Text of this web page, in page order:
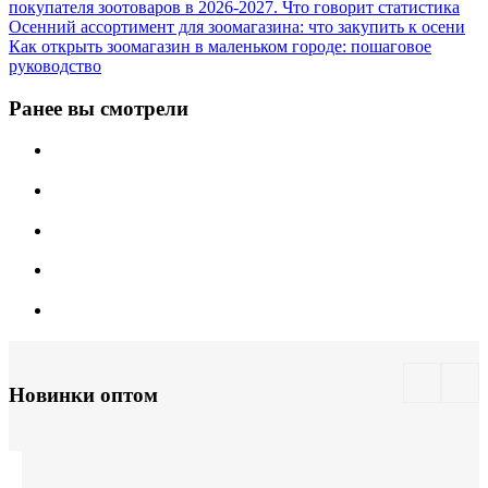
покупателя зоотоваров в 2026-2027. Что говорит статистика
Осенний ассортимент для зоомагазина: что закупить к осени
Как открыть зоомагазин в маленьком городе: пошаговое
руководство
Ранее вы смотрели
Новинки оптом